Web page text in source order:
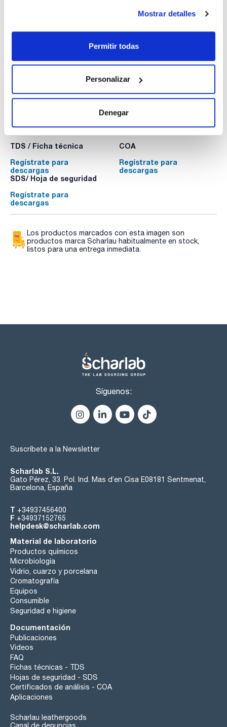
Mostrar detalles
Permitir todas
Personalizar
Denegar
Ácido nítrico, 69%, Ultratrace®, para análisis de trazas
: x 1 l :: Plastic bottle
Ver stock
Mi precio
Documentación técnica
TDS / Ficha técnica
Regístrate para
descargas
COA
Regístrate para
descargas
SDS/ Hoja de seguridad
Regístrate para
descargas
Los productos marcados con esta imagen son
productos marca Scharlau habitualmente en stock,
listos para una entrega inmediata.
Síguenos:
Suscríbete a la Newsletter
Scharlab S.L.
Gato Pérez, 33. Pol. Ind. Mas d’en Cisa E08181 Sentmenat,
Barcelona, España
T +34937456400
F +34937152765
helpdesk@scharlab.com
Material de laboratorio
Productos químicos
Microbiología
Vidrio, cuarzo y porcelana
Cromatografía
Equipos
Consumible
Seguridad e higiene
Documentación
Publicaciones
Videos
FAQ
Fichas técnicas - TDS
Hojas de seguridad - SDS
Certificados de análisis - COA
Aplicaciones
Scharlau leathergoods